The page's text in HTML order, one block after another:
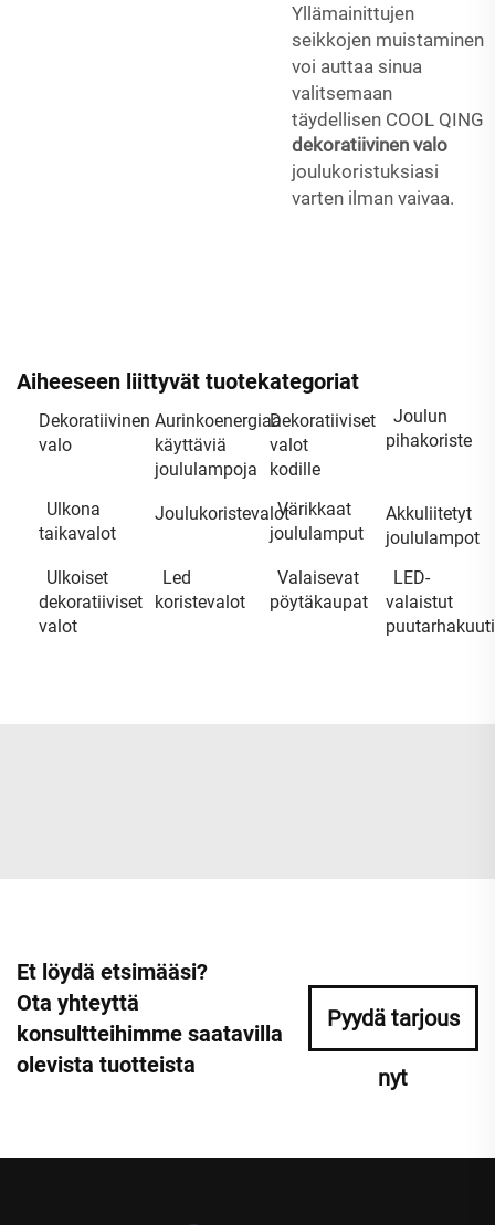
Yllämainittujen
seikkojen muistaminen
voi auttaa sinua
valitsemaan
täydellisen COOL QING
dekoratiivinen valo
joulukoristuksiasi
varten ilman vaivaa.
Aiheeseen liittyvät tuotekategoriat
Dekoratiivinen
valo
Aurinkoenergiaa
käyttäviä
joululampoja
Dekoratiiviset
valot
kodille
Joulun
pihakoriste
Ulkona
taikavalot
JoulukoristevalotVärikkaat
joululamput
Akkuliitetyt
joululampot
Ulkoiset
dekoratiiviset
valot
Led
koristevalot
Valaisevat
pöytäkaupat
LED-
valaistut
Et löydä etsimääsi?
Ota yhteyttä
konsultteihimme saatavilla
olevista tuotteista
Pyydä tarjous
nyt